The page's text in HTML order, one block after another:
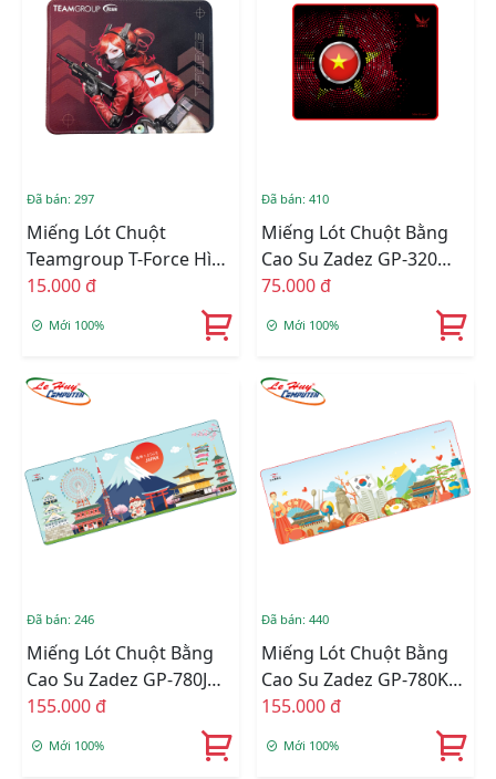
Đã bán: 297
Miếng Lót Chuột
Teamgroup T-Force Hình
Game _MOUSE PAD
TEAMGROUP (26X21X0.3
CM)
15.000 đ
Mới 100%
Đã bán: 410
Miếng Lót Chuột Bằng
Cao Su Zadez GP-320
(Đen)
75.000 đ
Mới 100%
Đã bán: 246
Miếng Lót Chuột Bằng
Cao Su Zadez GP-780J
(Xanh)
155.000 đ
Mới 100%
Đã bán: 440
Miếng Lót Chuột Bằng
Cao Su Zadez GP-780K
(Xanh)
155.000 đ
Mới 100%